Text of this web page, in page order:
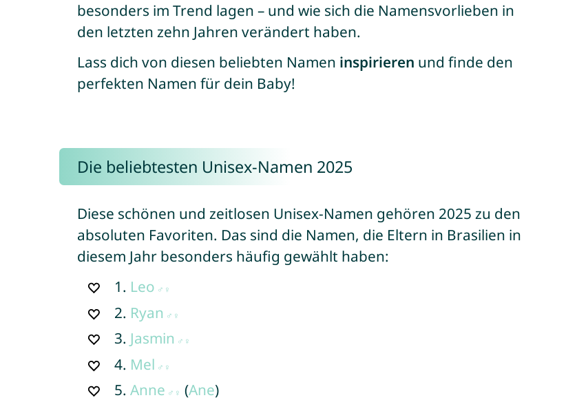
besonders im Trend lagen – und wie sich die Namensvorlieben in
den letzten zehn Jahren verändert haben.
Lass dich von diesen beliebten Namen inspirieren und finde den
perfekten Namen für dein Baby!
Die beliebtesten Unisex-Namen 2025
Diese schönen und zeitlosen Unisex-Namen gehören 2025 zu den
absoluten Favoriten. Das sind die Namen, die Eltern in Brasilien in
diesem Jahr besonders häufig gewählt haben:
1. Leo
2. Ryan
3. Jasmin
4. Mel
5.Anne (Ane)